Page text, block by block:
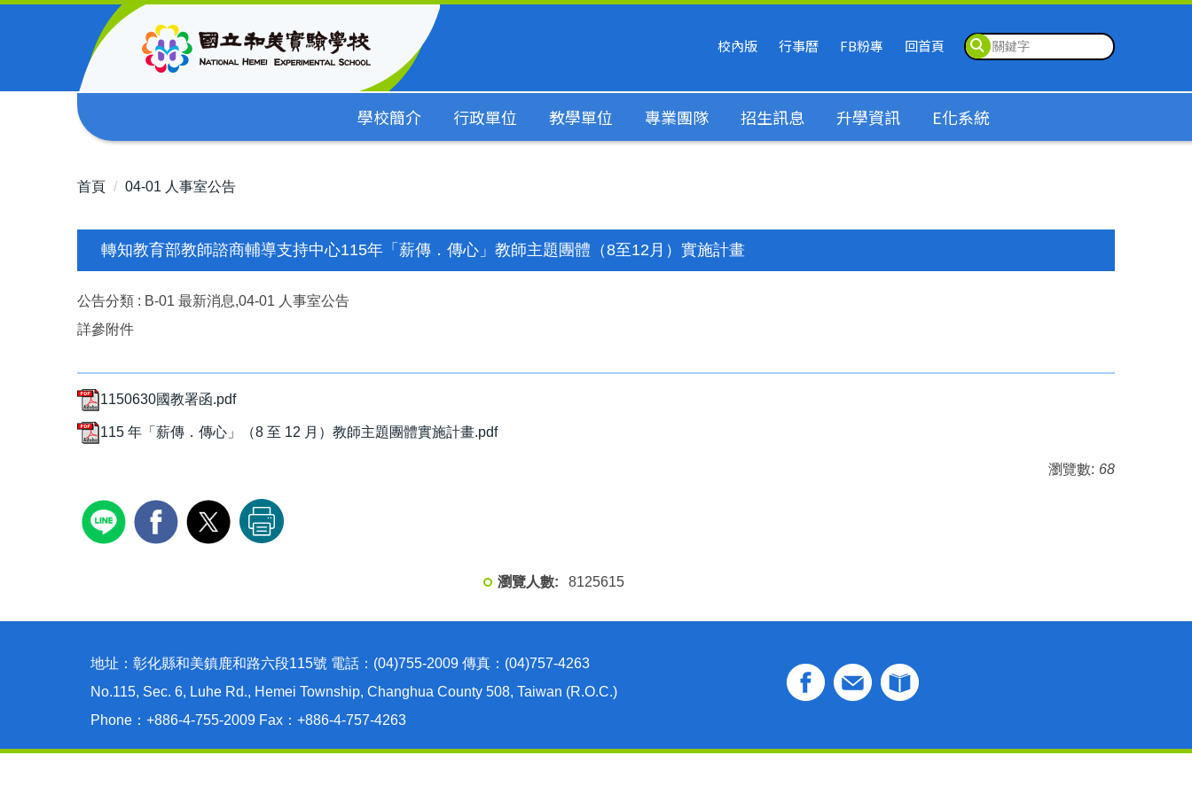
校內版 行事曆 FB粉專 回首頁
學校簡介 行政單位 教學單位 專業團隊 招生訊息 升學資訊 E化系統
首頁 04-01 人事室公告
轉知教育部教師諮商輔導支持中心115年「薪傳．傳心」教師主題團體（8至12月）實施計畫
公告分類 : B-01 最新消息,04-01 人事室公告
詳參附件
1150630國教署函.pdf
115 年「薪傳．傳心」（8 至 12 月）教師主題團體實施計畫.pdf
瀏覽數: 68
8125615
地址：彰化縣和美鎮鹿和路六段115號 電話：(04)755-2009 傳真：(04)757-4263
No.115, Sec. 6, Luhe Rd., Hemei Township, Changhua County 508, Taiwan (R.O.C.)
Phone：+886-4-755-2009 Fax：+886-4-757-4263